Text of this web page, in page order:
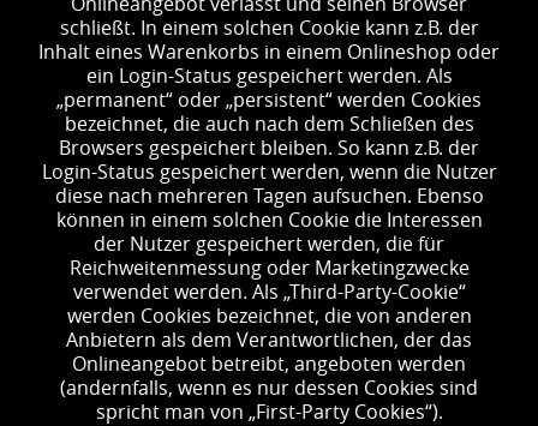
schließt. In einem solchen Cookie kann z.B. der
Inhalt eines Warenkorbs in einem Onlineshop oder
ein Login-Status gespeichert werden. Als
„permanent“ oder „persistent“ werden Cookies
bezeichnet, die auch nach dem Schließen des
Browsers gespeichert bleiben. So kann z.B. der
Login-Status gespeichert werden, wenn die Nutzer
diese nach mehreren Tagen aufsuchen. Ebenso
können in einem solchen Cookie die Interessen
der Nutzer gespeichert werden, die für
Reichweitenmessung oder Marketingzwecke
verwendet werden. Als „Third-Party-Cookie“
werden Cookies bezeichnet, die von anderen
Anbietern als dem Verantwortlichen, der das
Onlineangebot betreibt, angeboten werden
(andernfalls, wenn es nur dessen Cookies sind
spricht man von „First-Party Cookies“).